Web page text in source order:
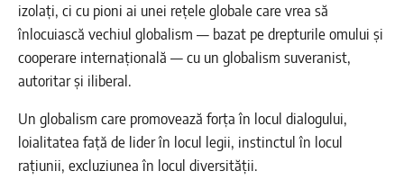
izolați, ci cu pioni ai unei rețele globale care vrea să
înlocuiască vechiul globalism — bazat pe drepturile omului și
cooperare internațională — cu un globalism suveranist,
autoritar și iliberal.
Un globalism care promovează forța în locul dialogului,
loialitatea față de lider în locul legii, instinctul în locul
rațiunii, excluziunea în locul diversității.